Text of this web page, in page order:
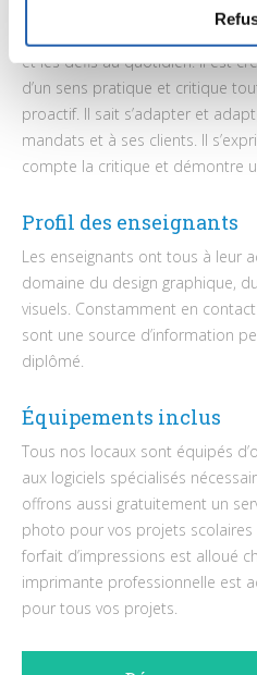
arts, de l’édition, du multiécran,
et les défis au quotidien. Il est
d’un sens pratique et critique
proactif. Il sait s’adapter et
mandats et à ses clients. Il
compte la critique et démontre
Profil des enseignants
Les enseignants ont tous à leur
domaine du design graphique,
visuels. Constamment en
sont une source d’information
diplômé.
Équipements inclus
Tous nos locaux sont équipés
aux logiciels spécialisés
offrons aussi gratuitement un
photo pour vos projets scolaires
forfait d’impressions est alloué
imprimante professionnelle est
pour tous vos projets.